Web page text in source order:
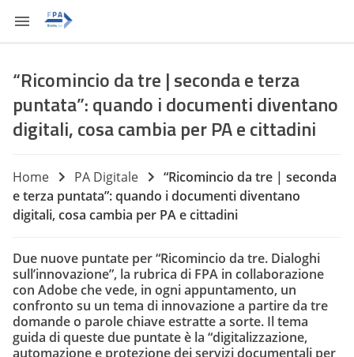
“Ricomincio da tre | seconda e terza
puntata”: quando i documenti diventano
digitali, cosa cambia per PA e cittadini
Home PA Digitale
“Ricomincio da tre | seconda
e terza puntata”: quando i documenti diventano
digitali, cosa cambia per PA e cittadini
Due nuove puntate per “Ricomincio da tre. Dialoghi
sull’innovazione”, la rubrica di FPA in collaborazione
con Adobe che vede, in ogni appuntamento, un
confronto su un tema di innovazione a partire da tre
domande o parole chiave estratte a sorte. Il tema
guida di queste due puntate è la “digitalizzazione,
automazione e protezione dei servizi documentali per